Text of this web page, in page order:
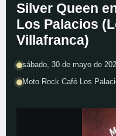
Silver Queen
Los Palacios
Villafranca)
sábado, 30 de mayo de
Moto Rock Café Los